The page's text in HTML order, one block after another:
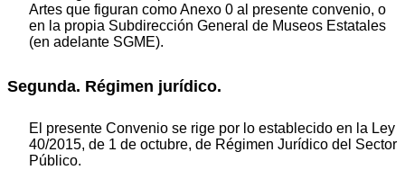
Artes que figuran como Anexo 0 al presente convenio, o
en la propia Subdirección General de Museos Estatales
(en adelante SGME).
Segunda. Régimen jurídico.
El presente Convenio se rige por lo establecido en la Ley
40/2015, de 1 de octubre, de Régimen Jurídico del Sector
Público.